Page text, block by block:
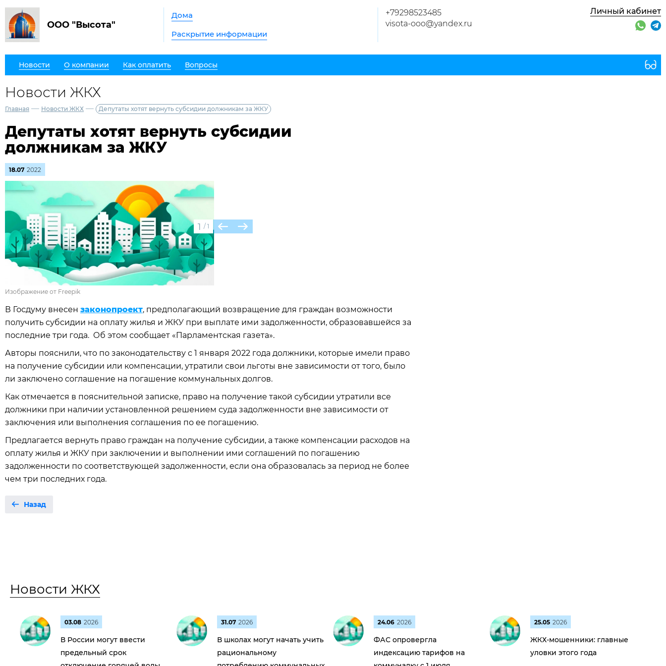
ООО "Высота"
Дома
Раскрытие информации
+79298523485
visota-ooo@yandex.ru
Личный кабинет
Новости О компании Как оплатить Вопросы
Новости ЖКХ
Главная — Новости ЖКХ — Депутаты хотят вернуть субсидии должникам за ЖКУ
Депутаты хотят вернуть субсидии
должникам за ЖКУ
18.07 2022
1 / 1
Изображение от Freepik
В Госдуму внесен законопроект, предполагающий возвращение для граждан возможности
получить субсидии на оплату жилья и ЖКУ при выплате ими задолженности, образовавшейся за
последние три года. Об этом сообщает «Парламентская газета».
Авторы пояснили, что по законодательству с 1 января 2022 года должники, которые имели право
на получение субсидии или компенсации, утратили свои льготы вне зависимости от того, было
ли заключено соглашение на погашение коммунальных долгов.
Как отмечается в пояснительной записке, право на получение такой субсидии утратили все
должники при наличии установленной решением суда задолженности вне зависимости от
заключения или выполнения соглашения по ее погашению.
Предлагается вернуть право граждан на получение субсидии, а также компенсации расходов на
оплату жилья и ЖКУ при заключении и выполнении ими соглашений по погашению
задолженности по соответствующей задолженности, если она образовалась за период не более
чем три последних года.
Назад
Новости ЖКХ
03.08 2026
В России могут ввести
предельный срок
31.07 2026
В школах могут начать учить
рациональному
24.06 2026
ФАС опровергла
индексацию тарифов на
25.05 2026
ЖКХ-мошенники: главные
уловки этого года